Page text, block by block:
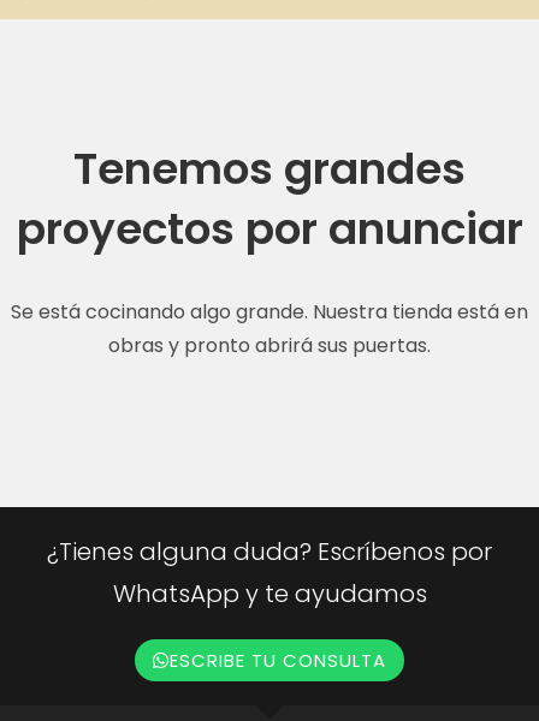
Tenemos grandes
proyectos por anunciar
Se está cocinando algo grande. Nuestra tienda está en
obras y pronto abrirá sus puertas.
¿Tienes alguna duda? Escríbenos por
WhatsApp y te ayudamos
ESCRIBE TU CONSULTA